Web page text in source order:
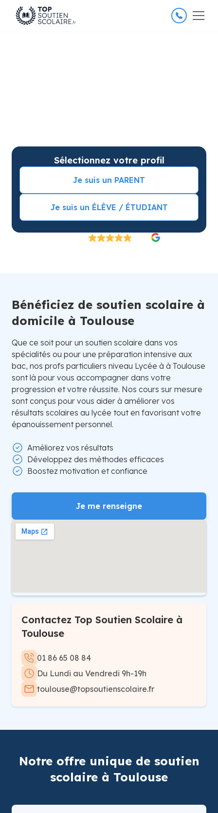
26 000 élèves satisfaits
Sélectionnez votre profil
Je suis un PARENT
Je suis un ÉLÈVE / ÉTUDIANT
Bénéficiez de soutien scolaire à
domicile à Toulouse
Que ce soit pour un soutien scolaire dans vos
spécialités ou pour une préparation intensive aux
bac, nos profs particuliers niveau Lycée à à Toulouse
sont là pour vous accompagner dans votre
progression et votre réussite. Nos cours sur mesure
sont conçus pour vous aider à améliorer vos
résultats scolaires au lycée tout en favorisant votre
épanouissement personnel.
Améliorez vos résultats
Développez des méthodes efficaces
Boostez motivation et confiance
Je me renseigne
Contactez Top Soutien Scolaire à
Toulouse
01 86 65 08 84
Du Lundi au Vendredi 9h-19h
toulouse@topsoutienscolaire.fr
Notre offre unique de soutien
scolaire à Toulouse